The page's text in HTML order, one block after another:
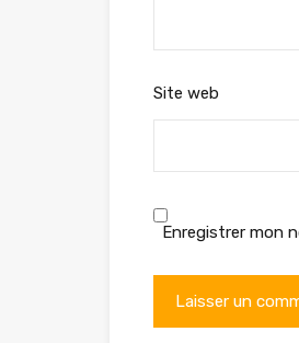
Site web
Enregistrer mon